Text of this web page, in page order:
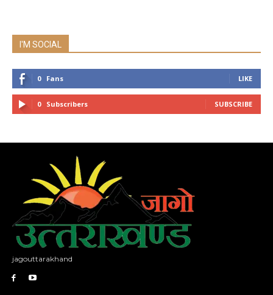
I'M SOCIAL
0 Fans LIKE
0 Subscribers SUBSCRIBE
jagouttarakhand